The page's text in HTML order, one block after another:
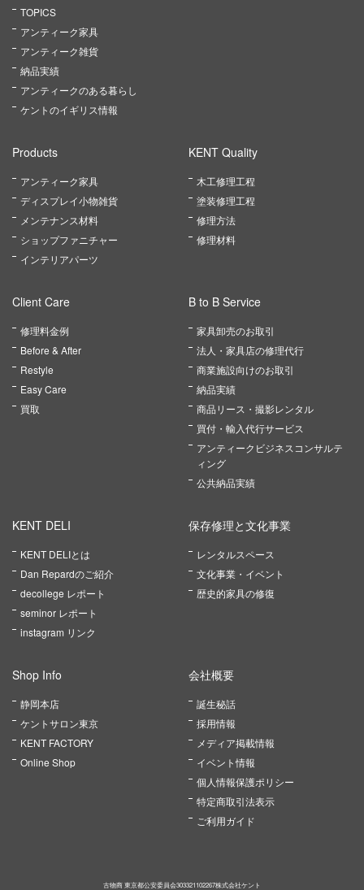
TOPICS
アンティーク家具
アンティーク雑貨
納品実績
アンティークのある暮らし
ケントのイギリス情報
Products
アンティーク家具
ディスプレイ小物雑貨
メンテナンス材料
ショップファニチャー
インテリアパーツ
KENT Quality
木工修理工程
塗装修理工程
修理方法
修理材料
Client Care
修理料金例
Before & After
Restyle
Easy Care
買取
B to B Service
家具卸売のお取引
法人・家具店の修理代行
商業施設向けのお取引
納品実績
商品リース・撮影レンタル
買付・輸入代行サービス
アンティークビジネスコンサルテ
ィング
公共納品実績
KENT DELI
KENT DELIとは
Dan Repardのご紹介
decollege レポート
seminor レポート
instagram リンク
保存修理と文化事業
レンタルスペース
文化事業・イベント
歴史的家具の修復
Shop Info
静岡本店
ケントサロン東京
KENT FACTORY
Online Shop
会社概要
誕生秘話
採用情報
メディア掲載情報
イベント情報
個人情報保護ポリシー
特定商取引法表示
ご利用ガイド
古物商 東京都公安委員会303321102267株式会社ケント